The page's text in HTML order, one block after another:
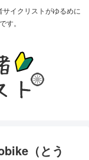
イクリストがゆるめに
す。
（とう